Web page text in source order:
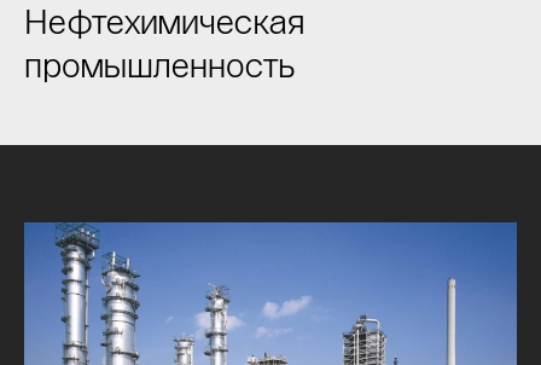
Нефтехимическая
промышленность